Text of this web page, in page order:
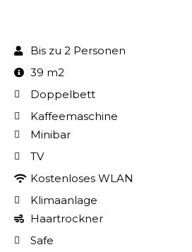
Bis zu 2 Personen
39 m2
Doppelbett
Kaffeemaschine
Minibar
TV
Kostenloses WLAN
Klimaanlage
Haartrockner
Safe